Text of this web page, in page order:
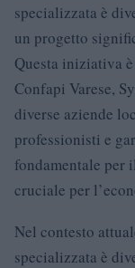
specializzata è
un progetto
Questa iniziativa
Confapi Varese,
diverse aziende
professionisti e
fondamentale per
cruciale per
Nel contesto
specializzata è